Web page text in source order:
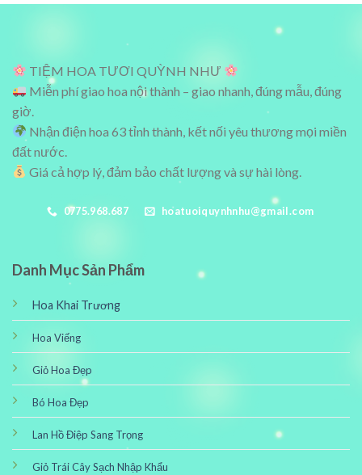
900,000₫.
800,000₫.
TIỆM HOA TƯƠI QUỲNH NHƯ
Miễn phí giao hoa nội thành – giao nhanh, đúng mẫu, đúng
giờ.
Nhận điện hoa 63 tỉnh thành, kết nối yêu thương mọi miền
đất nước.
Giá cả hợp lý, đảm bảo chất lượng và sự hài lòng.
0775.968.687 hoatuoiquynhnhu@gmail.com
Danh Mục Sản Phẩm
Hoa Khai Trương
Hoa Viếng
Giỏ Hoa Đẹp
Bó Hoa Đẹp
Lan Hồ Điệp Sang Trọng
Giỏ Trái Cây Sạch Nhập Khẩu